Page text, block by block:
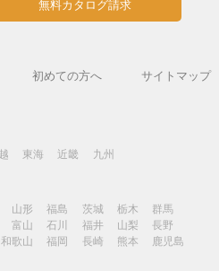
無料カタログ請求
初めての方へ
サイトマップ
東海 近畿 九州
山形 福島 茨城 栃木
群馬
富山 石川 福井 山梨
長野
和歌山 福岡 長崎 熊本 鹿児島